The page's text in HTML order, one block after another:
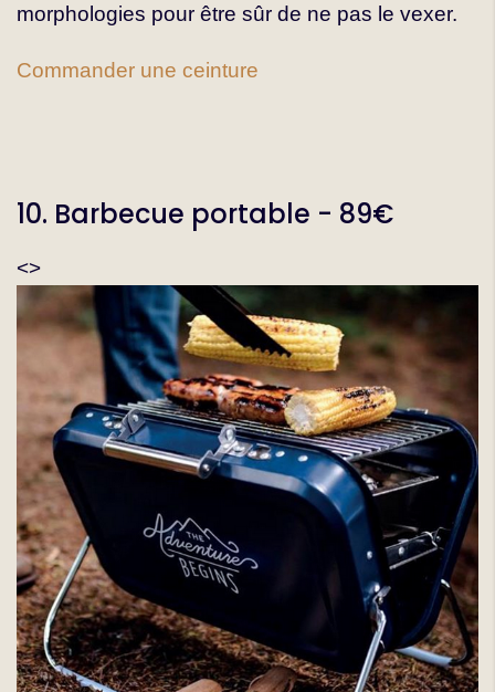
morphologies pour être sûr de ne pas le vexer.
Commander une ceinture
10. Barbecue portable - 89€
<>